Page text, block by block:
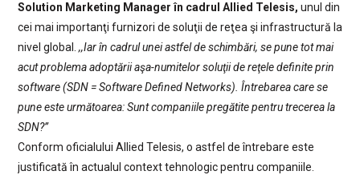
Solution Marketing Manager în cadrul Allied Telesis, unul din
cei mai importanţi furnizori de soluţii de reţea şi infrastructură la
nivel global. ,,Iar în cadrul unei astfel de schimbări, se pune tot mai
acut problema adoptării aşa-numitelor soluţii de reţele definite prin
software (SDN = Software Defined Networks). Întrebarea care se
pune este următoarea: Sunt companiile pregătite pentru trecerea la
SDN?”
Conform oficialului Allied Telesis, o astfel de întrebare este
justificată în actualul context tehnologic pentru companiile.